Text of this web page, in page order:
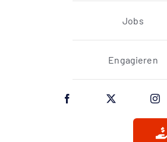
Jobs
Engagieren